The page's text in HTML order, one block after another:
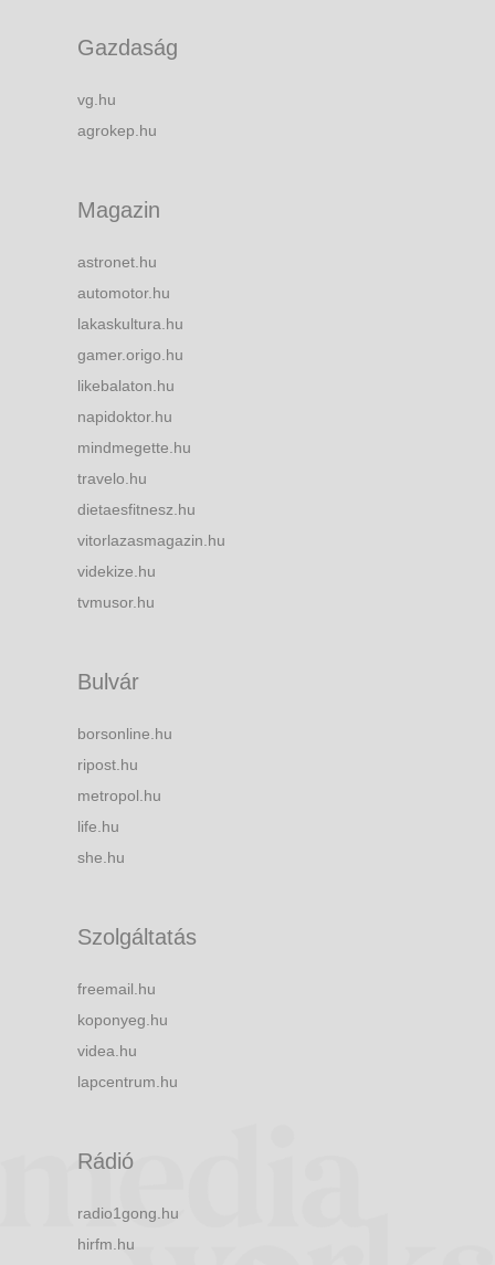
Gazdaság
vg.hu
agrokep.hu
Magazin
astronet.hu
automotor.hu
lakaskultura.hu
gamer.origo.hu
likebalaton.hu
napidoktor.hu
mindmegette.hu
travelo.hu
dietaesfitnesz.hu
vitorlazasmagazin.hu
videkize.hu
tvmusor.hu
Bulvár
borsonline.hu
ripost.hu
metropol.hu
life.hu
she.hu
Szolgáltatás
freemail.hu
koponyeg.hu
videa.hu
lapcentrum.hu
Rádió
radio1gong.hu
hirfm.hu